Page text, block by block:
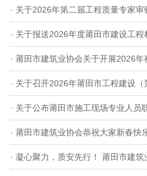
· 关于2026年第二届工程质量专家审
· 关于报送2026年度莆田市建设工
· 莆田市建筑业协会关于开展2026
· 关于召开2026年莆田市工程建设
· 关于公布莆田市施工现场专业人
· 莆田市建筑业协会恭祝大家新春快
· 凝心聚力，质安先行！ 莆田市建